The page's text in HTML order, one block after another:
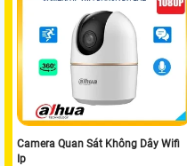
Camera Quan Sát Không Dây Wifi
Ip